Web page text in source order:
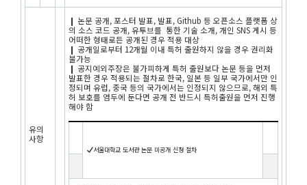
유의
사항
❙ 논문 공개, 포스터 발표, 발표, Github 등 오픈소스 플랫폼 상
의 소스 코드 공개, 유투브를 통한 기술 소개, 개인 SNS 게시 등
어떠한 형태로든 공개된 경우 적용 대상
❙ 공개일로부터 12개월 이내 특허 출원하지 않을 경우 권리화
불가능
❙ 공지예외주장은 불가피하게 특허 출원보다 논문 등을 먼저
발표한 경우 적용되는 절차로 한국, 일본 등 일부 국가에서만 인
정되며 유럽, 중국 등의 국가에서는 인정되지 않으므로, 해외 특
허 보호를 염두에 둔다면 공개 전 반드시 특허출원을 먼저 진행
해야 함
서울대학교 도서관 논문 미공개 신청 절차